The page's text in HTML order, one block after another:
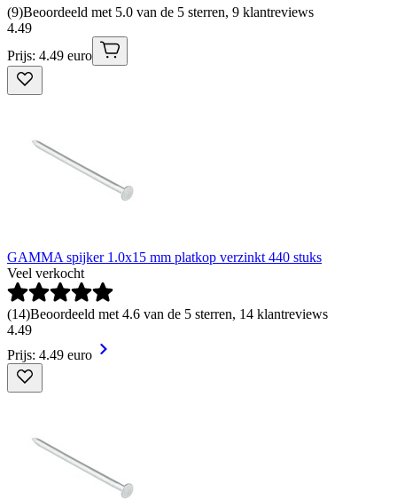
(9)Beoordeeld met 5.0 van de 5 sterren, 9 klantreviews
4.49
Prijs: 4.49 euro
GAMMA spijker 1.0x15 mm platkop verzinkt 440 stuks
Veel verkocht
(14)Beoordeeld met 4.6 van de 5 sterren, 14 klantreviews
4.49
Prijs: 4.49 euro